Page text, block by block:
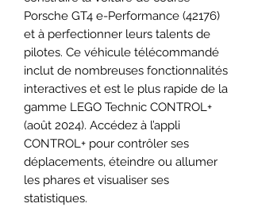
Porsche GT4 e-Performance (42176)
et à perfectionner leurs talents de
pilotes. Ce véhicule télécommandé
inclut de nombreuses fonctionnalités
interactives et est le plus rapide de la
gamme LEGO Technic CONTROL+
(août 2024). Accédez à l’appli
CONTROL+ pour contrôler ses
déplacements, éteindre ou allumer
les phares et visualiser ses
statistiques.